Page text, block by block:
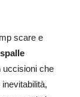
scare e
uccisioni che